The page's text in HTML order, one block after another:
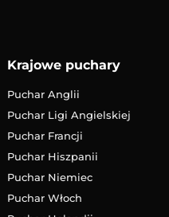
Krajowe puchary
Puchar Anglii
Puchar Ligi Angielskiej
Puchar Francji
Puchar Hiszpanii
Puchar Niemiec
Puchar Włoch